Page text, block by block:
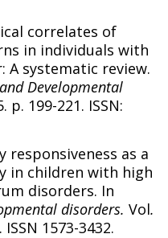
correlates of
in individuals with
systematic review.
Developmental
p. 199-221. ISSN:
responsiveness as a
in children with high
disorders. In
disorders. Vol.
1573-3432.